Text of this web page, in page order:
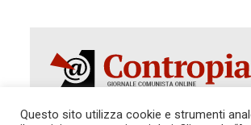
Questo sito utilizza cookie e strumenti